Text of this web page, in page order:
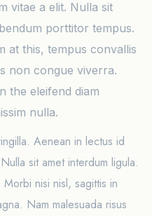
vitae a elit. Nulla sit
porttitor tempus.
at this, tempus convallis
non congue viverra.
the eleifend diam
nulla.
Aenean in lectus id
sit amet interdum ligula.
nisi nisl, sagittis in
Nam malesuada risus